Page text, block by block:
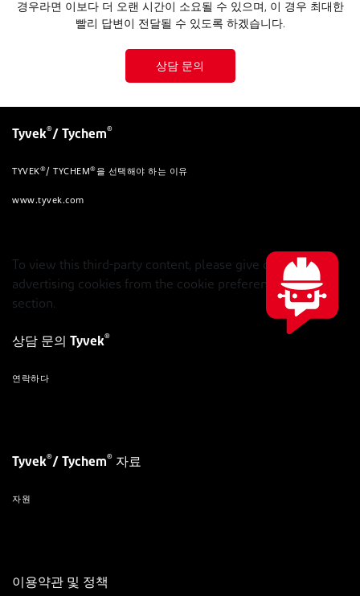
경우라면 이보다 더 오랜 시간이 소요될 수 있으며, 이 경우 최대한
빨리 답변이 전달될 수 있도록 하겠습니다.
상담 문의
Tyvek®/ Tychem®
TYVEK®/ TYCHEM®을 선택해야 하는 이유
www.tyvek.com
To view this third-party content, please give consent to
advertising cookies from the cookie preferences in footer
section.
상담 문의 Tyvek®
연락하다
Tyvek®/ Tychem® 자료
자원
이용약관 및 정책